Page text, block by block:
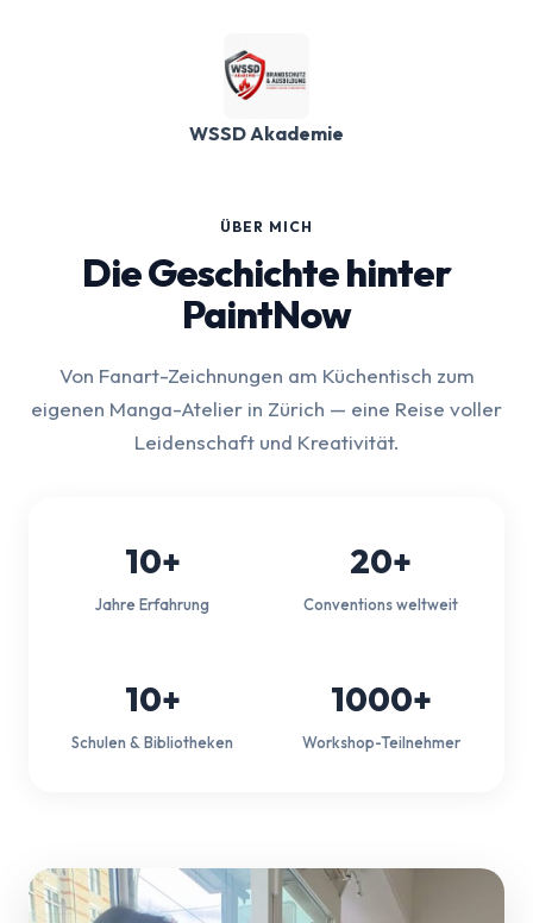
WSSD Akademie
ÜBER MICH
Die Geschichte hinter
PaintNow
Von Fanart-Zeichnungen am Küchentisch zum
eigenen Manga-Atelier in Zürich — eine Reise voller
Leidenschaft und Kreativität.
10+
Jahre Erfahrung
20+
Conventions weltweit
10+
Schulen & Bibliotheken
1000+
Workshop-Teilnehmer